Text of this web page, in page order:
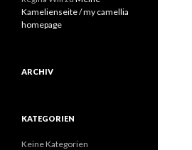
Kamelienseite / my camellia
homepage
ARCHIV
KATEGORIEN
Keine Kategorien